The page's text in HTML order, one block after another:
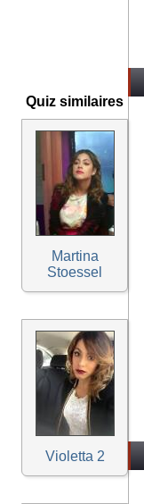
Quiz similaires
Martina
Stoessel
Violetta 2